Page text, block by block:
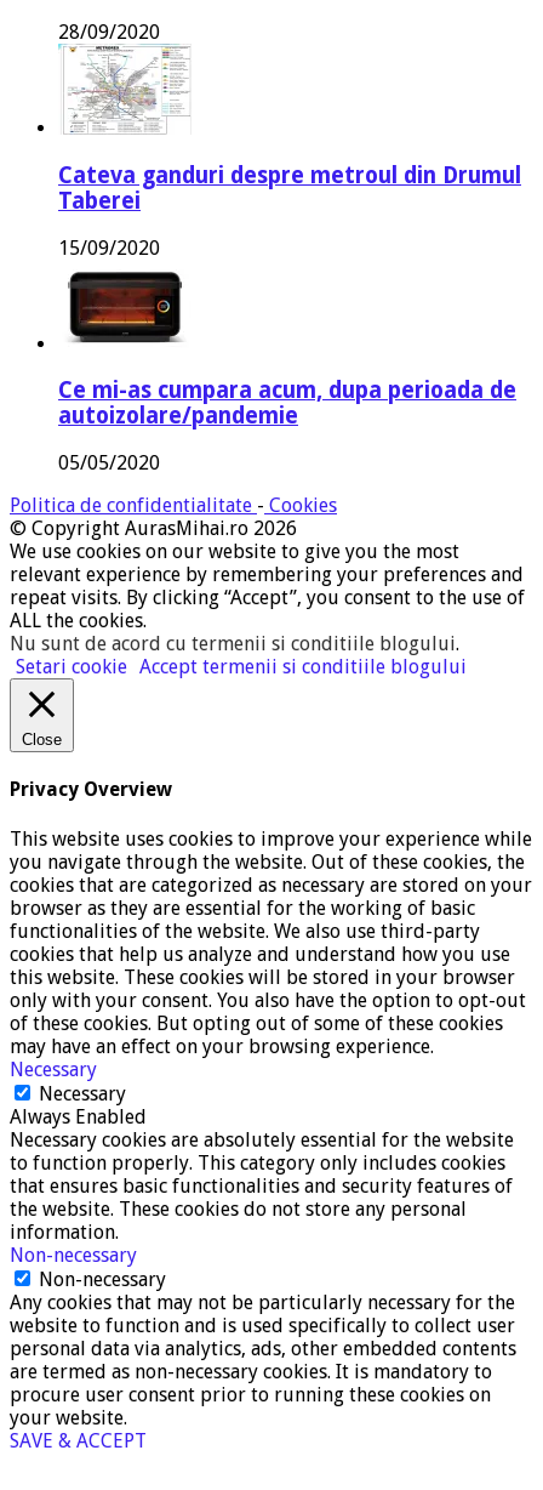
28/09/2020
Cateva ganduri despre metroul din Drumul
Taberei
15/09/2020
Ce mi-as cumpara acum, dupa perioada de
autoizolare/pandemie
05/05/2020
Politica de confidentialitate - Cookies
© Copyright AurasMihai.ro 2026
We use cookies on our website to give you the most
relevant experience by remembering your preferences and
repeat visits. By clicking “Accept”, you consent to the use of
ALL the cookies.
Nu sunt de acord cu termenii si conditiile blogului.
Setari cookie Accept termenii si conditiile blogului
Close
Privacy Overview
This website uses cookies to improve your experience while
you navigate through the website. Out of these cookies, the
cookies that are categorized as necessary are stored on your
browser as they are essential for the working of basic
functionalities of the website. We also use third-party
cookies that help us analyze and understand how you use
this website. These cookies will be stored in your browser
only with your consent. You also have the option to opt-out
of these cookies. But opting out of some of these cookies
may have an effect on your browsing experience.
Necessary
Necessary
Always Enabled
Necessary cookies are absolutely essential for the website
to function properly. This category only includes cookies
that ensures basic functionalities and security features of
the website. These cookies do not store any personal
information.
Non-necessary
Non-necessary
Any cookies that may not be particularly necessary for the
website to function and is used specifically to collect user
personal data via analytics, ads, other embedded contents
are termed as non-necessary cookies. It is mandatory to
procure user consent prior to running these cookies on
your website.
SAVE & ACCEPT